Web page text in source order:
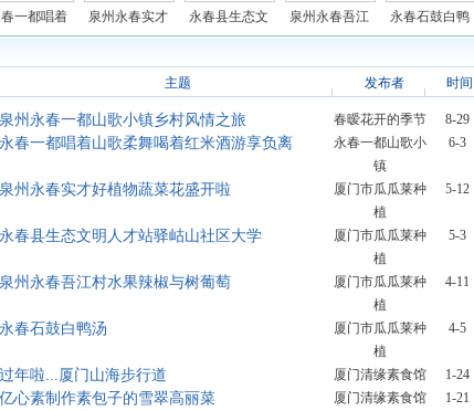
一都唱着 泉州永春实才 永春县生态文 泉州永春吾江 永春石鼓白鸭
主题 发布者 时间
泉州永春一都山歌小镇乡村风情之旅 春暧花开的季节
8-29
永春一都唱着山歌柔舞喝着红米酒游享负离
永春一都山歌小
镇
6-3
泉州永春实才好植物蔬菜花盛开啦
厦门市瓜瓜莱种
植
5-12
永春县生态文明人才站驿岵山社区大学
厦门市瓜瓜莱种
植
5-3
泉州永春吾江村水果辣椒与树葡萄
厦门市瓜瓜莱种
植
4-11
永春石鼓白鸭汤
厦门市瓜瓜莱种
植
4-5
过年啦...厦门山海步行道 厦门清缘素食馆
1-24
亿心素制作素包子的雪翠高丽菜 厦门清缘素食馆
1-21